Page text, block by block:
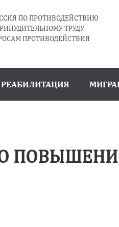
ПО ПРОТИВОДЕЙСТВИЮ
ТРУДУ -
ПРОТИВОДЕЙСТВИЯ
РЕАБИЛИТАЦИЯ